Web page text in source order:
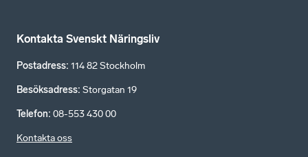
Kontakta Svenskt Näringsliv
Postadress: 114 82 Stockholm
Besöksadress: Storgatan 19
Telefon: 08-553 430 00
Kontakta oss